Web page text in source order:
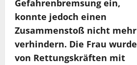
Gefahrenbremsung ein,
konnte jedoch einen
Zusammenstoß nicht mehr
verhindern. Die Frau wurde
von Rettungskräften mit